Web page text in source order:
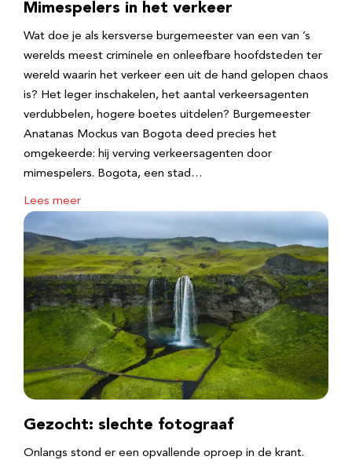
Mimespelers in het verkeer
Wat doe je als kersverse burgemeester van een van ’s
werelds meest criminele en onleefbare hoofdsteden ter
wereld waarin het verkeer een uit de hand gelopen chaos
is? Het leger inschakelen, het aantal verkeersagenten
verdubbelen, hogere boetes uitdelen? Burgemeester
Anatanas Mockus van Bogota deed precies het
omgekeerde: hij verving verkeersagenten door
mimespelers. Bogota, een stad…
Lees meer
Gezocht: slechte fotograaf
Onlangs stond er een opvallende oproep in de krant.